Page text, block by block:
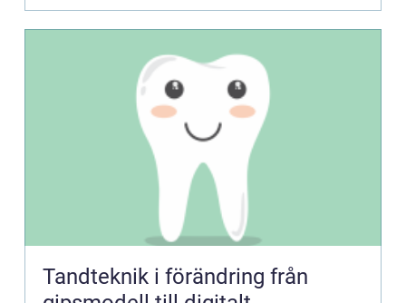
Tandteknik i förändring från